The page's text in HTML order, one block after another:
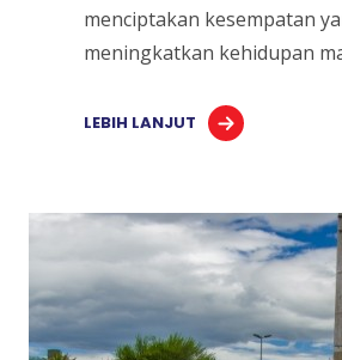
menciptakan kesempatan
meningkatkan kehidupan
LEBIH LANJUT